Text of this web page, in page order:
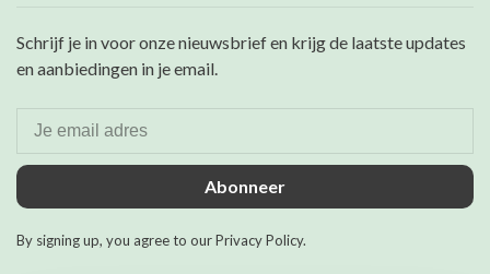
Schrijf je in voor onze nieuwsbrief en krijg de laatste updates
en aanbiedingen in je email.
Abonneer
By signing up, you agree to our Privacy Policy.